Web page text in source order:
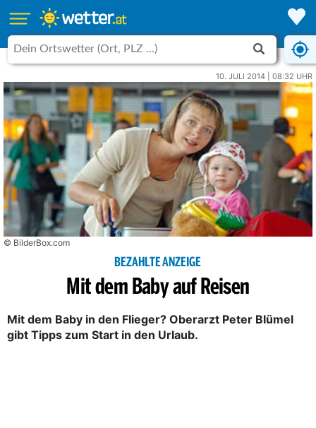
10. JULI 2014 | 08:32 UHR
© BilderBox.com
BEZAHLTE ANZEIGE
Mit dem Baby auf Reisen
Mit dem Baby in den Flieger? Oberarzt Peter Blümel
gibt Tipps zum Start in den Urlaub.